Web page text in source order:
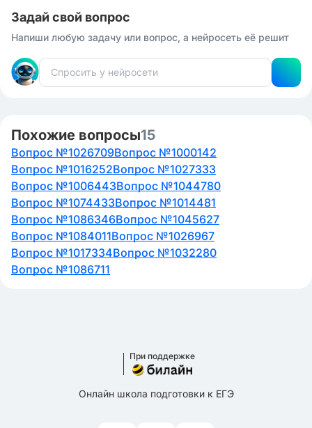
Задай свой вопрос
Напиши любую задачу или вопрос, а нейросеть её решит
Похожие вопросы15
Вопрос №1026709Вопрос №1000142
Вопрос №1016252Вопрос №1027333
Вопрос №1006443Вопрос №1044780
Вопрос №1074433Вопрос №1014481
Вопрос №1086346Вопрос №1045627
Вопрос №1084011Вопрос №1026967
Вопрос №1017334Вопрос №1032280
Вопрос №1086711
При поддержке
Онлайн школа подготовки к ЕГЭ